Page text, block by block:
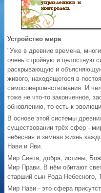
Устройство мира
"Уже в древние времена,
очень стройную и целостную
раскрывающую и
живого, находящегося в
самосовершенствования. И
тоже не что-то законченное,
обновлению, то есть к
В основе этой системы
существовании трёх сфер -
небесная и земная жизнь
Нави и Яви.
Мир Света, добра, истины,
Мир Прави. В нём обитают
старший сын Рода Небесного,
Мир Нави - это сфера